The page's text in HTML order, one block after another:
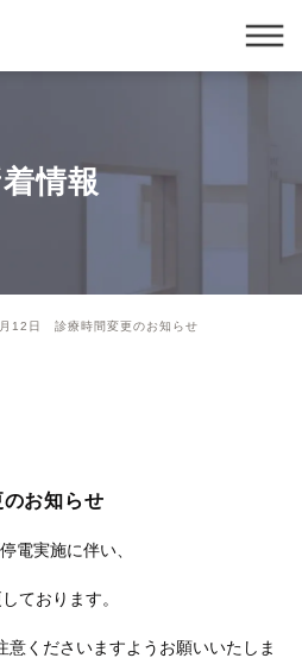
情報
12日 診療時間変更のお知らせ
お知らせ
電実施に伴い、
ております。
意くださいますようお願いいたしま